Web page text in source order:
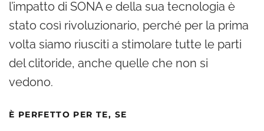
l’impatto di SONA e della sua tecnologia è
stato così rivoluzionario, perché per la prima
volta siamo riusciti a stimolare tutte le parti
del clitoride, anche quelle che non si
vedono.
È PERFETTO PER TE, SE